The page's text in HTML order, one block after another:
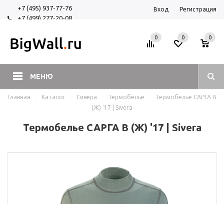
+7 (495) 937-77-76
+7 (499) 277-20-08
Вход Регистрация
МЕНЮ
0 0
0
Главная - Каталог - Сивера - Термобелье -
Термобелье САРГА В
(Ж) '17 | Sivera
Термобелье САРГА В (Ж) '17 | Sivera